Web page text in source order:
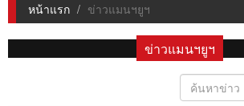
หน้าแรก ข่าวแมนฯยูฯ
ข่าวแมนฯยูฯ